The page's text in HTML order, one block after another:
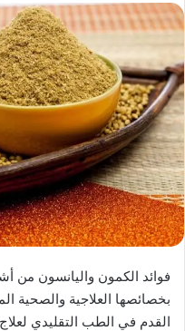
فوائد الكمون واليانسون من
بخصائصها العلاجية والصحية
القدم في الطب التقليدي